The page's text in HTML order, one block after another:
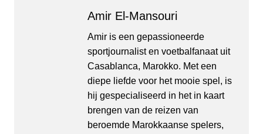
Amir El-Mansouri
Amir is een gepassioneerde
sportjournalist en voetbalfanaat uit
Casablanca, Marokko. Met een
diepe liefde voor het mooie spel, is
hij gespecialiseerd in het in kaart
brengen van de reizen van
beroemde Marokkaanse spelers,